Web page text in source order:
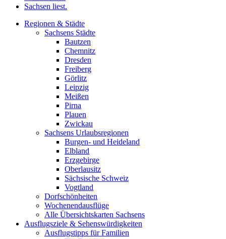
Sachsen liest.
Regionen & Städte
Sachsens Städte
Bautzen
Chemnitz
Dresden
Freiberg
Görlitz
Leipzig
Meißen
Pirna
Plauen
Zwickau
Sachsens Urlaubsregionen
Burgen- und Heideland
Elbland
Erzgebirge
Oberlausitz
Sächsische Schweiz
Vogtland
Dorfschönheiten
Wochenendausflüge
Alle Übersichtskarten Sachsens
Ausflugsziele & Sehenswürdigkeiten
Ausflugstipps für Familien